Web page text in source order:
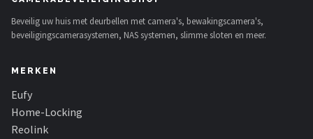
Foscam
Smartwares
ieGeek
Beveilig uw huis met deurbellen met camera's, bewakingscamera's,
beveiligingscamerasystemen, NAS systemen, slimme sloten en meer.
MERKEN
Eufy
Home-Locking
Reolink